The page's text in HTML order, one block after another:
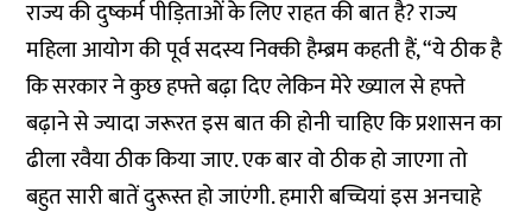
राज्य की दुष्कर्म पीड़िताओं के लिए राहत की बात है? राज्य
महिला आयोग की पूर्व सदस्य निक्की हैम्ब्रम कहती हैं, “ये ठीक है
कि सरकार ने कुछ हफ्ते बढ़ा दिए लेकिन मेरे ख्याल से हफ्ते
बढ़ाने से ज्यादा जरूरत इस बात की होनी चाहिए कि प्रशासन का
ढीला रवैया ठीक किया जाए. एक बार वो ठीक हो जाएगा तो
बहुत सारी बातें दुरूस्त हो जाएंगी. हमारी बच्चियां इस अनचाहे